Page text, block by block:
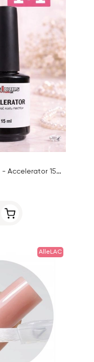
Urychlovač růstu nehtů Inginails - Accelerator 15ml - AKCE 1+1 ZDARMA
AlleLAC